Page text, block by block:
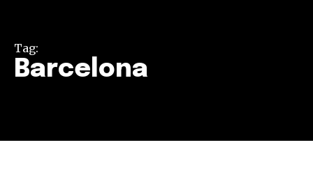
Tag:
Barcelona